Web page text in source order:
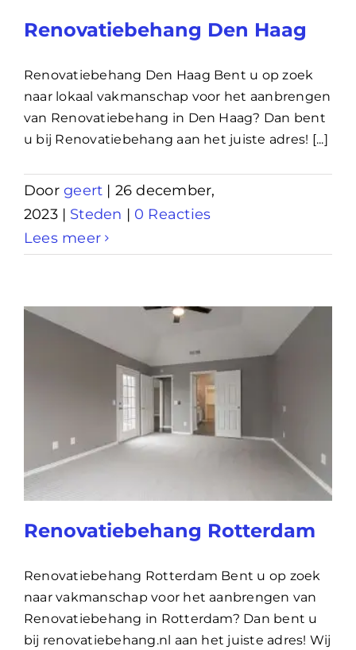
Renovatiebehang Den Haag
Renovatiebehang Den Haag Bent u op zoek
naar lokaal vakmanschap voor het aanbrengen
van Renovatiebehang in Den Haag? Dan bent
u bij Renovatiebehang aan het juiste adres! [...]
Doorgeert | 26 december,
2023 | Steden | 0 Reacties
Lees meer
Renovatiebehang Rotterdam
Renovatiebehang Rotterdam Bent u op zoek
naar vakmanschap voor het aanbrengen van
Renovatiebehang in Rotterdam? Dan bent u
bij renovatiebehang.nl aan het juiste adres! Wij